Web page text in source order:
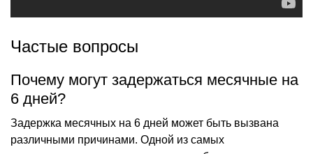
Частые вопросы
Почему могут задержаться месячные на
6 дней?
Задержка месячных на 6 дней может быть вызвана
различными причинами. Одной из самых